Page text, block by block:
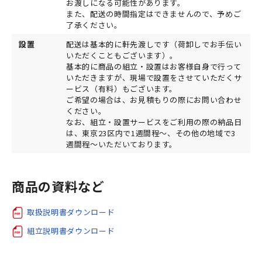
お渡しになる可能性があります。
また、配送の時間指定はできませんので、予めご
了承ください。
設置
配送は基本的に軒先渡しです（荷卸しでお手伝い
いただくこともございます）。
基本的に商品の組立・設置はお客様自身で行って
いただきますが、現場で設置をさせていただくサ
ービス（有料）もございます。
ご希望の場合は、お見積もりの際にお問い合わせ
ください。
なお、組立・設置サービスをご利用の際の納品日
は、東京23区内で1週間程～、その他の地域で3
週間程～いただいております。
商品の資料など
取扱説明書ダウンロード
組立説明書ダウンロード